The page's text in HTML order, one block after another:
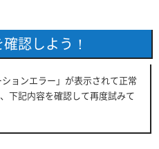
認しよう！
ョンエラー」が表示されて正常
下記内容を確認して再度試みて